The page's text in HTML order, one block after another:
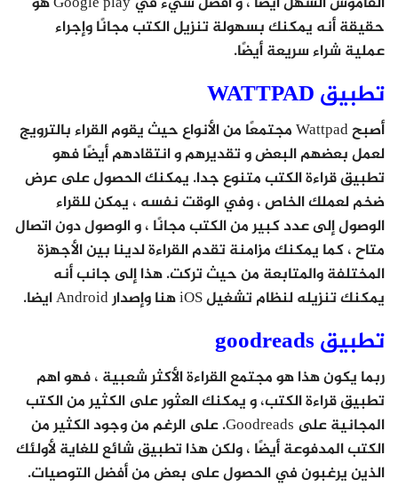
حقيقة أنه يمكنك بسهولة تنزيل الكتب مجانًا وإجراء
عملية شراء سريعة أيضًا.
تطبيق WATTPAD
أصبح Wattpad مجتمعًا من الأنواع حيث يقوم القراء بالترويج
لعمل بعضهم البعض و تقديرهم و انتقادهم أيضًا فهو
تطبيق قراءة الكتب متنوع جدا. يمكنك الحصول على عرض
ضخم لعملك الخاص ، وفي الوقت نفسه ، يمكن للقراء
الوصول إلى عدد كبير من الكتب مجانًا ، و الوصول دون اتصال
متاح ، كما يمكنك مزامنة تقدم القراءة لدينا بين الأجهزة
المختلفة والمتابعة من حيث تركت. هذا إلى جانب أنه
يمكنك تنزيله لنظام تشغيل iOS هنا وإصدار Android ايضا.
تطبيق goodreads
ربما يكون هذا هو مجتمع القراءة الأكثر شعبية ، فهو اهم
تطبيق قراءة الكتب، و يمكنك العثور على الكثير من الكتب
المجانية على Goodreads. على الرغم من وجود الكثير من
الكتب المدفوعة أيضًا ، ولكن هذا تطبيق شائع للغاية لأولئك
الذين يرغبون في الحصول على بعض من أفضل التوصيات.